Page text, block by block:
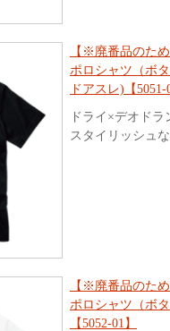
【※廃番品のた
ポロシャツ（ボ
ドアスレ)【5051-
ドライ×デオドラ
スタイリッシュ
【※廃番品のた
ポロシャツ（ボ
【5052-01】